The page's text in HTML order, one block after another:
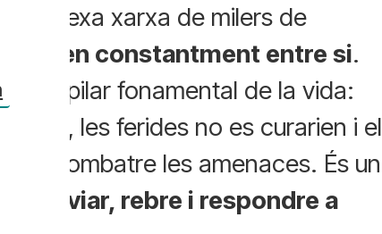
xarxa de milers de
constantment entre si.
és el pilar fonamental de la vida:
les ferides no es curarien i el
combatre les amenaces. És un
enviar, rebre i respondre a